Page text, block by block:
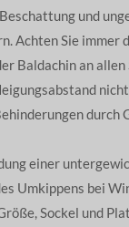
und
Achten Sie immer
Baldachin an allen
durch
einer
Umkippens bei
Sockel und